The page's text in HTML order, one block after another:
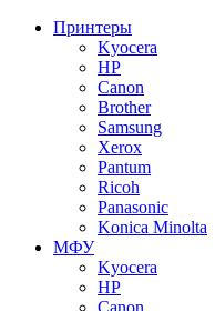
Принтеры
Kyocera
HP
Canon
Brother
Samsung
Xerox
Pantum
Ricoh
Panasonic
Konica Minolta
МФУ
Kyocera
HP
Canon